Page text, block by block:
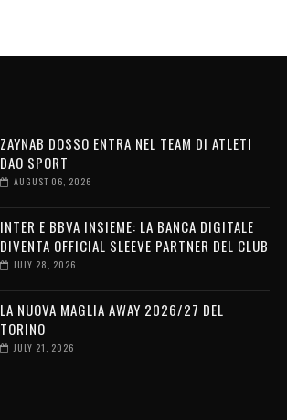
ZAYNAB DOSSO ENTRA NEL TEAM DI ATLETI
DAO SPORT
AUGUST 06, 2026
INTER E BBVA INSIEME: LA BANCA DIGITALE
DIVENTA OFFICIAL SLEEVE PARTNER DEL CLUB
JULY 28, 2026
LA NUOVA MAGLIA AWAY 2026/27 DEL
TORINO
JULY 21, 2026